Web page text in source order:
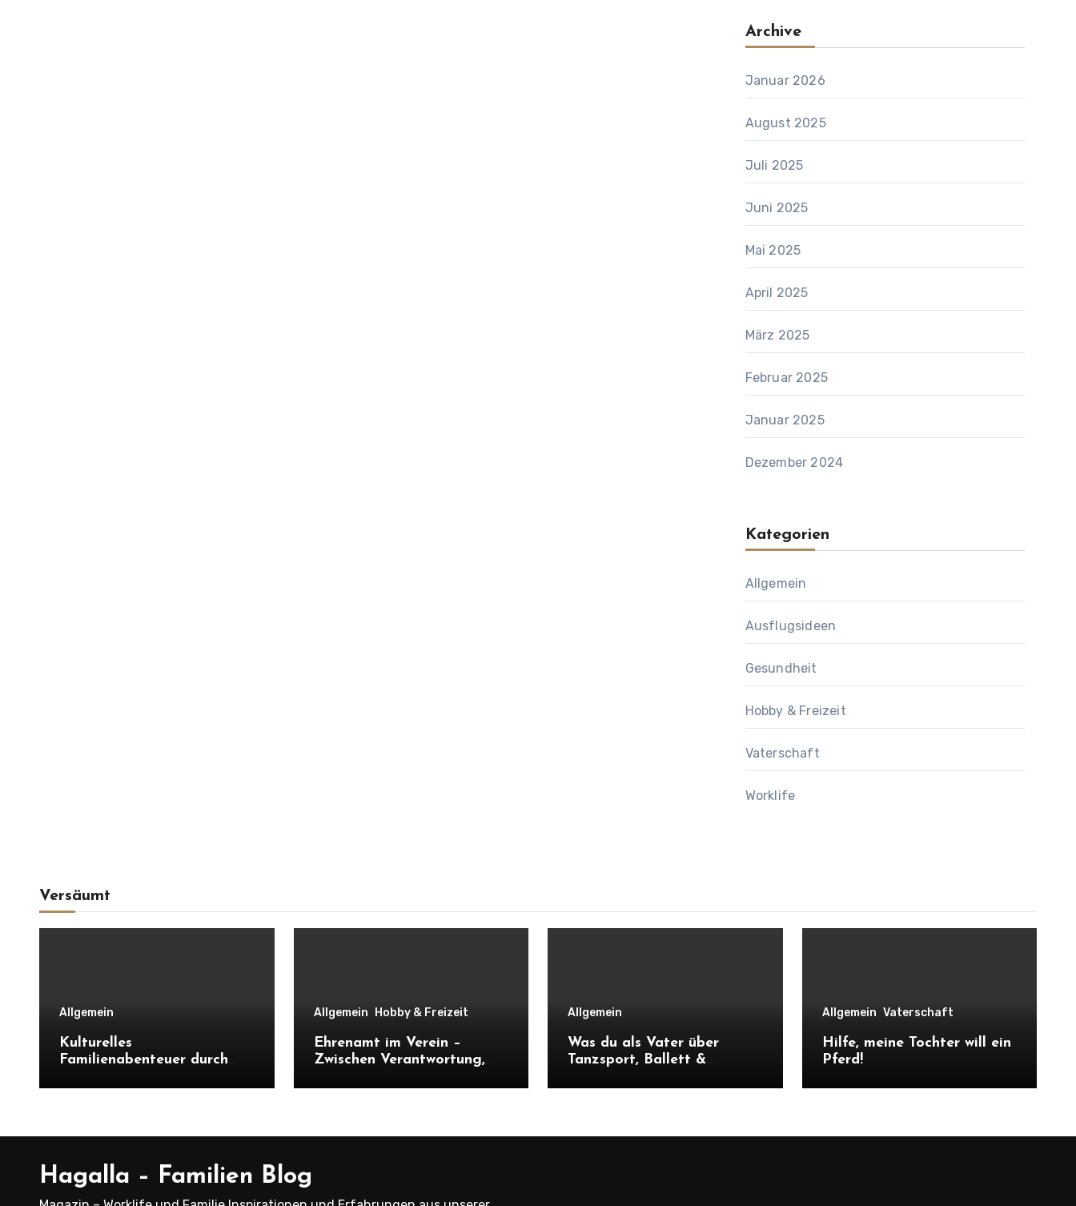
Archive
Januar 2026
August 2025
Juli 2025
Juni 2025
Mai 2025
April 2025
März 2025
Februar 2025
Januar 2025
Dezember 2024
Kategorien
Allgemein
Ausflugsideen
Gesundheit
Hobby & Freizeit
Vaterschaft
Worklife
Versäumt
Allgemein
Kulturelles
Familienabenteuer durch
Landschaften erleben
Allgemein Hobby & Freizeit
Ehrenamt im Verein –
Zwischen Verantwortung,
Kontakten
Allgemein
Was du als Vater über
Tanzsport, Ballett &
Allgemein Vaterschaft
Hilfe, meine Tochter will ein
Pferd!
Hagalla – Familien Blog